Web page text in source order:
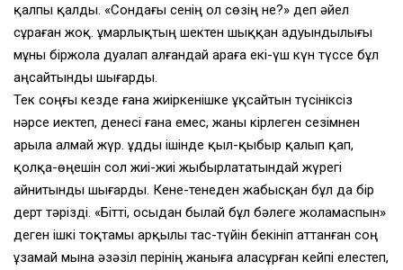
қалпы қалды. «Сондағы сенiң ол сөзiң не?» деп әйел
сұраған жоқ. Құмарлықтың шектен шыққан адуындылығы
мұны бiржола дуалап алғандай араға екi-үш күн түссе бұл
аңсайтынды шығарды.
Тек соңғы кезде ғана жиiркенiшке ұқсайтын түсiнiксiз
нәрсе иектеп, денесi ғана емес, жаны кiрлеген сезiмнен
арыла алмай жүр. Құдды iшiнде қыл-қыбыр қалып қап,
қолқа-өңешiн сол жиi-жиi жыбырлататындай жүрегi
айнитынды шығарды. Кене-тенеден жабысқан бұл да бiр
дерт тәрiздi. «Бiттi, осыдан былай бұл бәлеге жоламаспын»
деген iшкi тоқтамы арқылы тас-түйiн бекiнiп аттанған соң
ұзамай мына әзәзiл перiнiң жаныға аласұрған кейпi елестеп,